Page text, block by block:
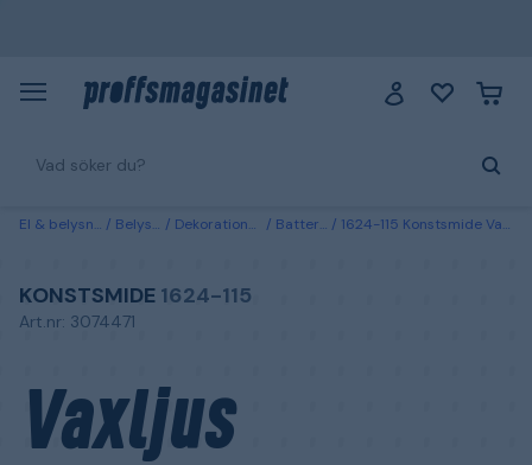
El & belysning Belysning Dekorationsbelysning Batteridrivna ljus 1624-115 Konstsmide Vaxljus 9,6x21,8 cm, batteridrivet, LR20/D(1,5V)
KONSTSMIDE 1624-115
Art.nr: 3074471
Vaxljus